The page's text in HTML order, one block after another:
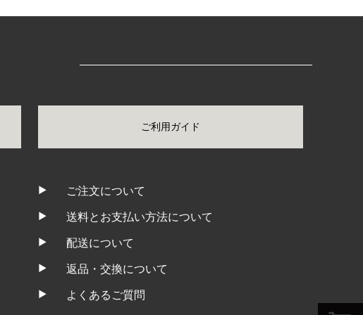
ご利用ガイド
ご注文について
送料とお支払い方法について
配送について
返品・交換について
よくあるご質問